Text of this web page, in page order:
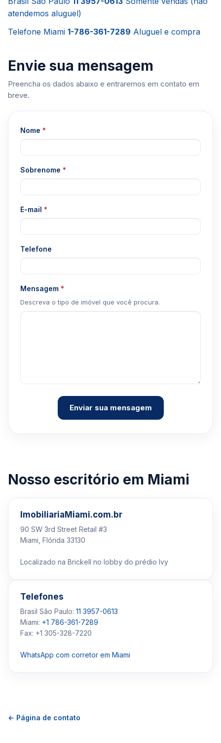
atendemos aluguel)
Telefone Miami 1-786-361-7289 Aluguel e compra
Envie sua mensagem
Preencha os dados abaixo e entraremos em contato em
breve.
Nome *
Sobrenome *
E-mail *
Telefone
Mensagem *
Descreva o tipo de imóvel que você procura.
Enviar sua mensagem
Nosso escritório em Miami
ImobiliariaMiami.com.br
90 SW 3rd Street Retail #3
Miami, Flórida 33130
Localizado na Brickell no lobby do prédio Ivy
Telefones
Brasil São Paulo: 11 3957-0613
Miami: +1 786-361-7289
Fax: +1 305-328-7220
WhatsApp com corretor em Miami
← Página de contato